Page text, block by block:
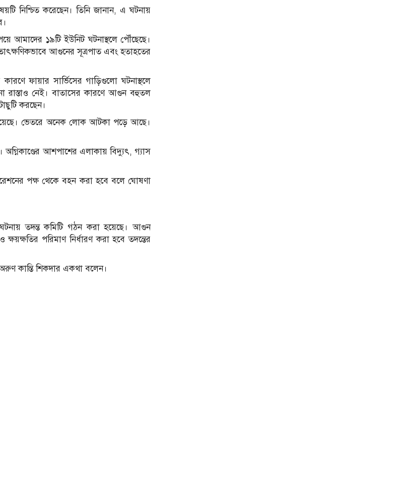
নিশ্চিত করেছেন। তিনি জানান, এ ঘটনায়
১৯টি ইউনিট ঘটনাস্থলে পৌঁছেছে।
আগুনের সূত্রপাত এবং হতাহতের
ফায়ার সার্ভিসের গাড়িগুলো ঘটনাস্থলে
রাস্তাও নেই। বাতাসের কারণে আগুন বহুতল
করছেন।
ভেতরে অনেক লোক আটকা পড়ে আছে।
অগ্নিকাণ্ডের আশপাশের এলাকায় বিদ্যুৎ, গ্যাস
পক্ষ থেকে বহন করা হবে বলে ঘোষণা
তদন্ত কমিটি গঠন করা হয়েছে। আগুন
পরিমাণ নির্ধারণ করা হবে তদন্তের
অরুণ কান্তি শিকদার একথা বলেন।